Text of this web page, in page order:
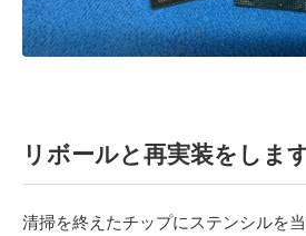
リボールと再実装をしま
清掃を終えたチップにステンシルを